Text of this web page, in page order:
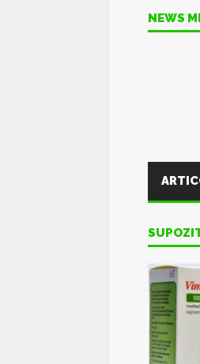
NEWS